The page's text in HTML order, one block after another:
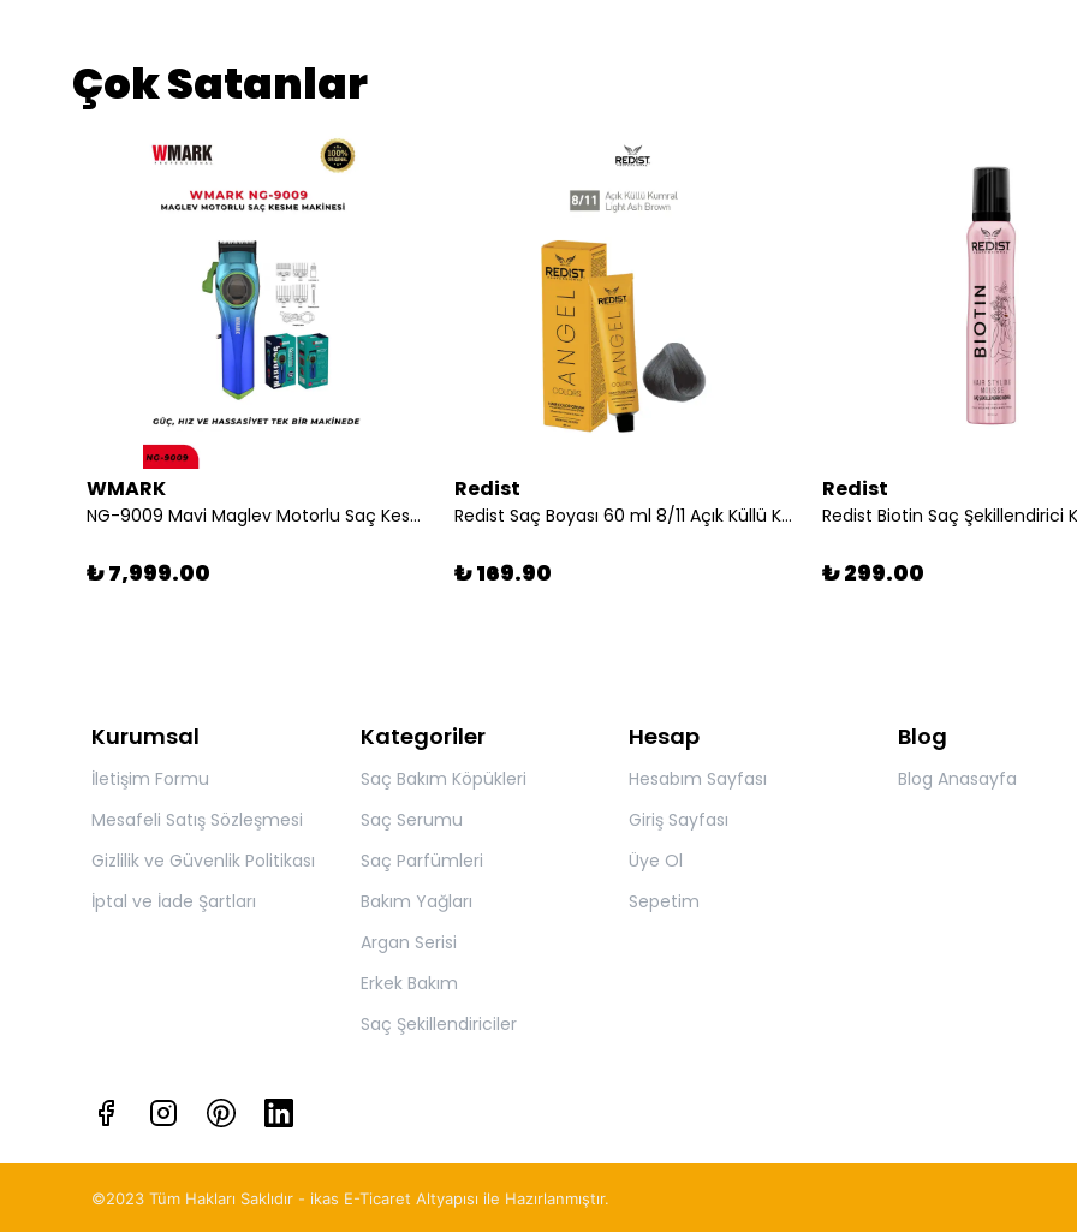
Çok Satanlar
WMARK
NG-9009 Mavi Maglev Motorlu Saç Kesme Makinesi Güç, Hız ve Hassasiyet Tek Bir Makinede
₺ 7,999.00
Redist
Redist Saç Boyası 60 ml 8/11 Açık Küllü Kumral
₺ 169.90
Redist
₺ 299.00
Kurumsal
İletişim Formu
Mesafeli Satış Sözleşmesi
Gizlilik ve Güvenlik Politikası
İptal ve İade Şartları
Kategoriler
Saç Bakım Köpükleri
Saç Serumu
Saç Parfümleri
Bakım Yağları
Argan Serisi
Erkek Bakım
Saç Şekillendiriciler
Hesap
Hesabım Sayfası
Giriş Sayfası
Üye Ol
Sepetim
Blog
Blog Anasayfa
©2023 Tüm Hakları Saklıdır - ikas E-Ticaret Altyapısı ile Hazırlanmıştır.